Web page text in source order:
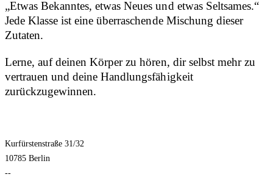
„Etwas Bekanntes, etwas Neues und etwas Seltsames.“
Jede Klasse ist eine überraschende Mischung dieser
Zutaten.
Lerne, auf deinen Körper zu hören, dir selbst mehr zu
vertrauen und deine Handlungsfähigkeit
zurückzugewinnen.
Kurfürstenstraße 31/32
10785 Berlin
--